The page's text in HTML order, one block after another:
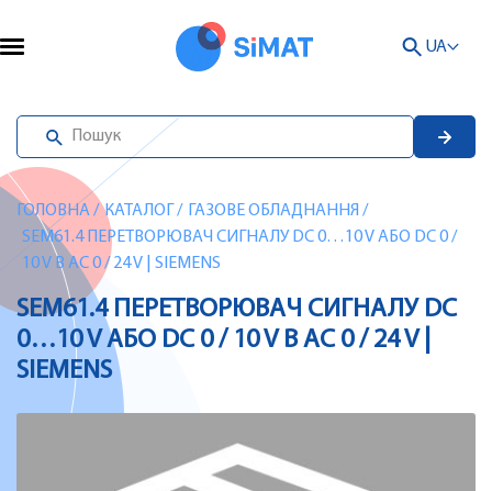
UA
ГОЛОВНА/ КАТАЛОГ / ГАЗОВЕ ОБЛАДНАННЯ /
SEM61.4 ПЕРЕТВОРЮВАЧ СИГНАЛУ DC 0…10 V АБО DC 0 /
10 V В AC 0 / 24 V | SIEMENS
SEM61.4 ПЕРЕТВОРЮВАЧ СИГНАЛУ DC
0…10 V АБО DC 0 / 10 V В AC 0 / 24 V |
SIEMENS